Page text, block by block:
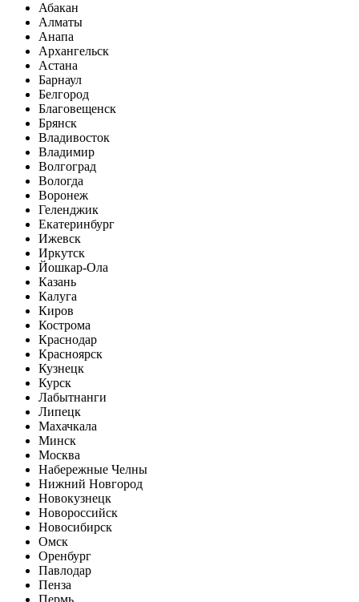
Абакан
Алматы
Анапа
Архангельск
Астана
Барнаул
Белгород
Благовещенск
Брянск
Владивосток
Владимир
Волгоград
Вологда
Воронеж
Геленджик
Екатеринбург
Ижевск
Иркутск
Йошкар-Ола
Казань
Калуга
Киров
Кострома
Краснодар
Красноярск
Кузнецк
Курск
Лабытнанги
Липецк
Махачкала
Минск
Москва
Набережные Челны
Нижний Новгород
Новокузнецк
Новороссийск
Новосибирск
Омск
Оренбург
Павлодар
Пенза
Пермь